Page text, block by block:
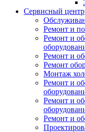
Сервисный центр
Ремонт и
Ремонт и
Ремонт и
Ремонт
Монтаж
Ремонт и
Ремонт и
Ремонт и